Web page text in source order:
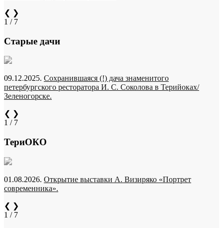
❮ ❯
1 / 7
Старые дачи
09.12.2025. Сохранившаяся (!) дача знаменитого
петербургского ресторатора И. С. Соколова в Терийоках/
Зеленогорске.
❮ ❯
1 / 7
ТериОКО
01.08.2026. Открытие выставки А. Визиряко «Портрет
современника».
❮ ❯
1 / 7